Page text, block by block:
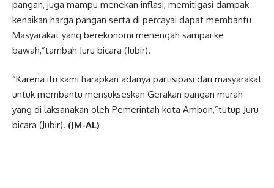
pangan, juga mampu menekan inflasi, memitigasi dampak
kenaikan harga pangan serta di percayai dapat membantu
Masyarakat yang berekonomi menengah sampai ke
bawah,”tambah Juru bicara (Jubir).
“Karena itu kami harapkan adanya partisipasi dari masyarakat
untuk membantu mensukseskan Gerakan pangan murah
yang di laksanakan oleh Pemerintah kota Ambon,”tutup Juru
bicara (Jubir). (JM-AL)